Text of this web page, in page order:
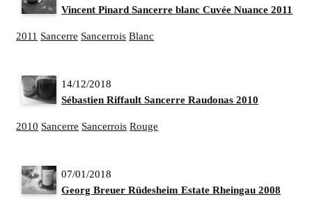
Vincent Pinard Sancerre blanc Cuvée Nuance 2011
2011 Sancerre Sancerrois Blanc
14/12/2018
Sébastien Riffault Sancerre Raudonas 2010
2010 Sancerre Sancerrois Rouge
07/01/2018
Georg Breuer Rüdesheim Estate Rheingau 2008